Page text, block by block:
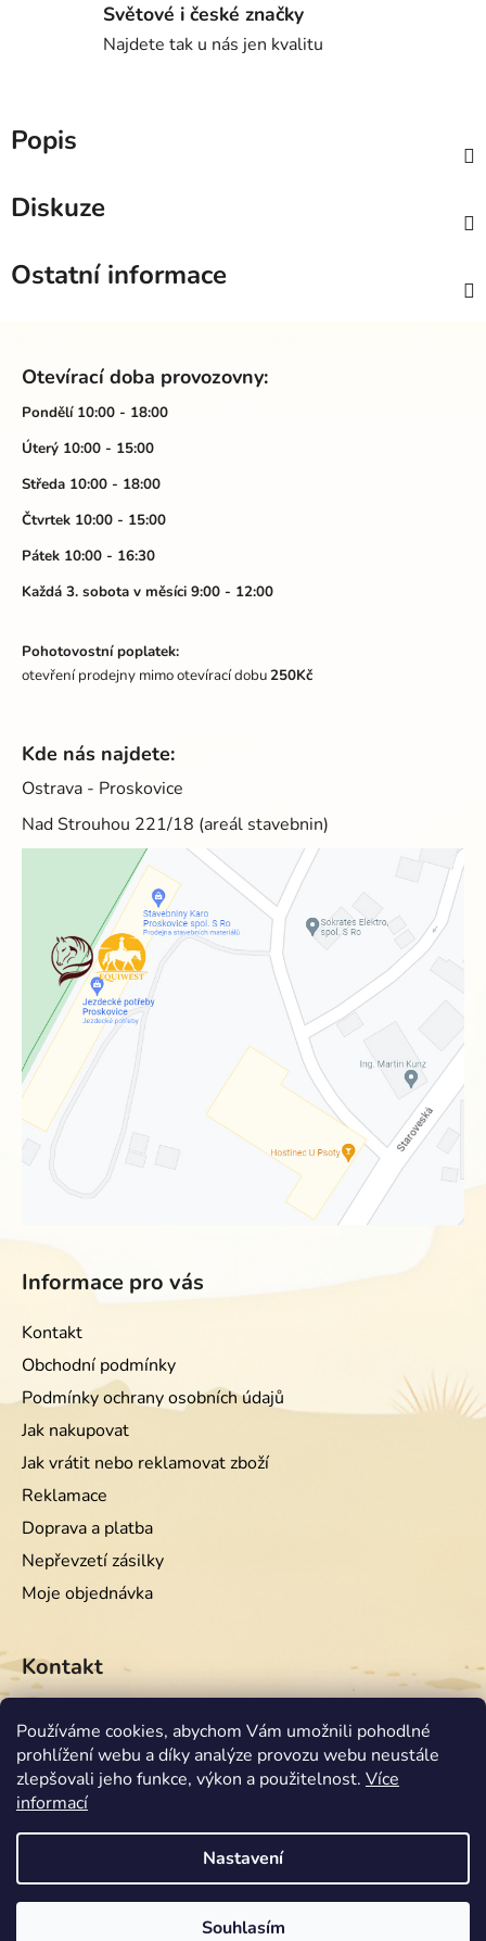
Používáme cookies, abychom Vám umožnili pohodlné
prohlížení webu a díky analýze provozu webu neustále
zlepšovali jeho funkce, výkon a použitelnost. Více
informací
Nastavení
Souhlasím
Světové i české značky
Najdete tak u nás jen kvalitu
Popis
Diskuze
Ostatní informace
Otevírací doba provozovny:
Pondělí 10:00 - 18:00
Úterý 10:00 - 15:00
Středa 10:00 - 18:00
Čtvrtek 10:00 - 15:00
Pátek 10:00 - 16:30
Každá 3. sobota v měsíci 9:00 - 12:00
Pohotovostní poplatek:
otevření prodejny mimo otevírací dobu250Kč
Kde nás najdete:
Ostrava - Proskovice
Nad Strouhou 221/18 (areál stavebnin)
Informace pro vás
Kontakt
Obchodní podmínky
Podmínky ochrany osobních údajů
Jak nakupovat
Jak vrátit nebo reklamovat zboží
Reklamace
Doprava a platba
Nepřevzetí zásilky
Moje objednávka
Kontakt
info @equiwest.cz
+420724001554
Vytvořil Shoptet